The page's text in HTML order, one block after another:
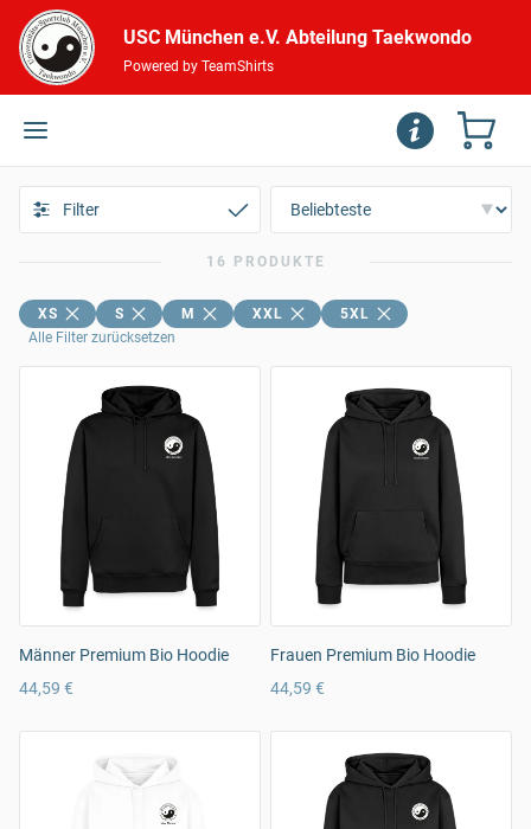
USC München e.V. Abteilung Taekwondo
Powered by TeamShirts
Filter
16 PRODUKTE
XS S M XXL
5XL
Alle Filter zurücksetzen
Männer Premium Bio Hoodie
44,59 €
Frauen Premium Bio Hoodie
44,59 €